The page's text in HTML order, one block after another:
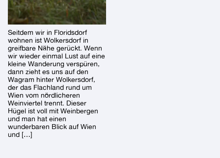
Seitdem wir in Floridsdorf
wohnen ist Wolkersdorf in
greifbare Nähe gerückt. Wenn
wir wieder einmal Lust auf eine
kleine Wanderung verspüren,
dann zieht es uns auf den
Wagram hinter Wolkersdorf,
der das Flachland rund um
Wien vom nördlicheren
Weinviertel trennt. Dieser
Hügel ist voll mit Weinbergen
und man hat einen
wunderbaren Blick auf Wien
und […]